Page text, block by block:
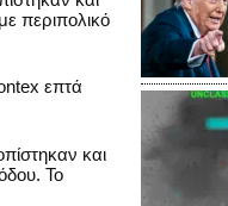
περιπολικό
επτά
και
Το